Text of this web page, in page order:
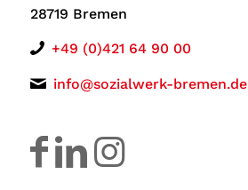
28719 Bremen
+49 (0)421 64 90 00
info@sozialwerk-bremen.de